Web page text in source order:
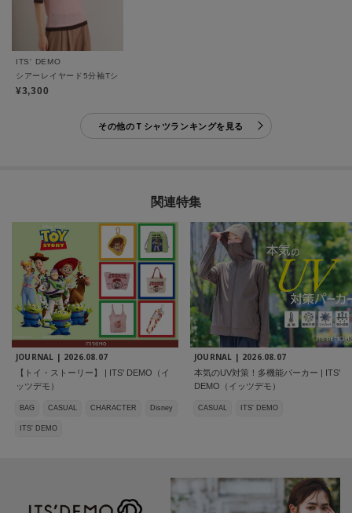
ITS' DEMO
シアーレイヤード5分袖Tシャツ
¥3,300
その他のＴシャツランキングを見る
関連特集
JOURNAL | 2026.08.07
【トイ・ストーリー】 | ITS' DEMO（イ
ッツデモ）
BAG CASUAL CHARACTER Disney
ITS' DEMO
JOURNAL | 2026.08.07
本気のUV対策！多機能パーカー | ITS'
DEMO（イッツデモ）
CASUAL ITS' DEMO